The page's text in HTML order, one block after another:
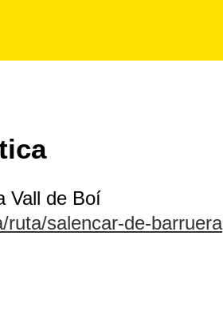
Vall de Boí
salencar-de-barruera